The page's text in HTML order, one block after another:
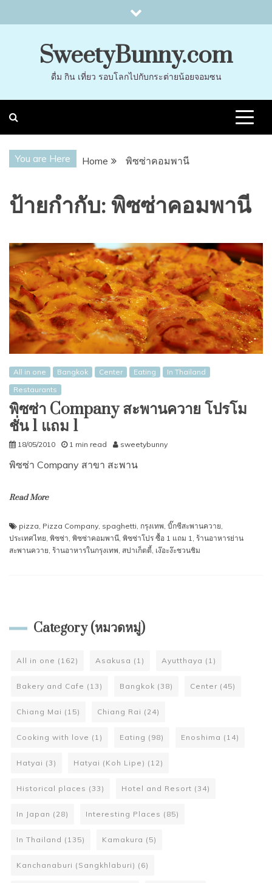
to
SweetyBunny.com
ดื่ม กิน เที่ยว รอบโลกไปกับกระต่ายน้อยจอมซน
You are Here Home พิซซ่าคอมพานี
ป้ายกำกับ:พิซซ่าคอมพานี
All in one Bangkok Center Eating
In Thailand
Restaurants
พิซซ่า Company สะพานควาย โปรโม
ชั่น 1 แถม 1
18/05/2010 1 min read sweetybunny
พิซซ่า Company สาขา สะพาน
Read More
pizza, Pizza Company, spaghetti, กรุงเทพ, บิ๊กซีสะพานควาย,
ประเทศไทย, พิซซ่า, พิซซ่าคอมพานี, พิซซ่าโปร ซื้อ 1 แถม 1, ร้านอาหารย่าน
สะพานควาย, ร้านอาหารในกรุงเทพ, สปาเก็ตตี้, เง๊อะง๊ะชวนชิม
Category (หมวดหมู่)
All in one (162) Asakusa (1) Ayutthaya (1)
Bakery and Cafe (13) Bangkok (38) Center (45)
Chiang Mai (15) Chiang Rai (24)
Cooking with love (1) Eating (98) Enoshima (14)
Hatyai (3) Hatyai (Koh Lipe) (12)
Historical places (33) Hotel and Resort (34)
In Japan (28) Interesting Places (85)
In Thailand (135) Kamakura (5)
Kanchanaburi (Sangkhlaburi) (6)